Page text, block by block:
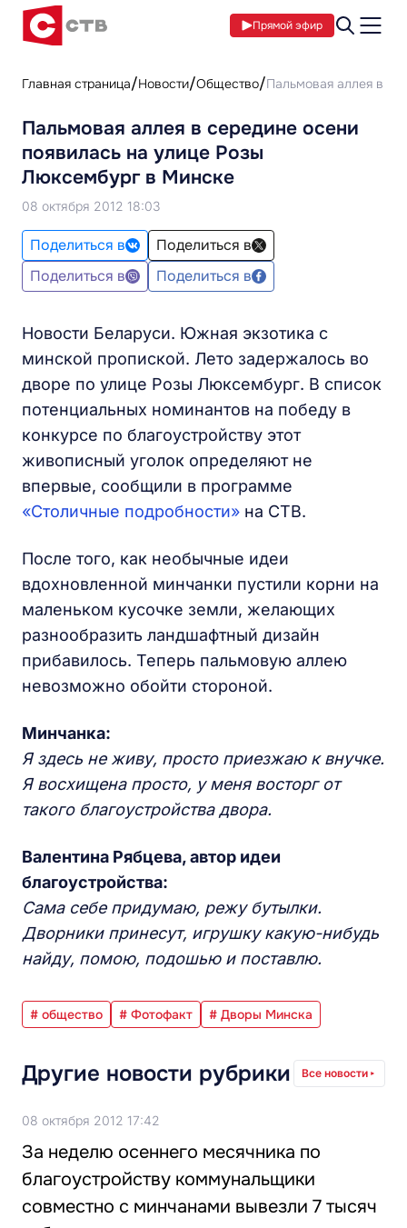
Прямой эфир
Главная страница Новости Общество Пальмовая аллея в
Пальмовая аллея в середине осени
появилась на улице Розы
Люксембург в Минске
08 октября 2012 18:03
Поделиться в
Поделиться в
Поделиться в
Поделиться в
Новости Беларуси. Южная экзотика с
минской пропиской. Лето задержалось во
дворе по улице Розы Люксембург. В список
потенциальных номинантов на победу в
конкурсе по благоустройству этот
живописный уголок определяют не
впервые, сообщили в программе
«Столичные подробности» на СТВ.
После того, как необычные идеи
вдохновленной минчанки пустили корни на
маленьком кусочке земли, желающих
разнообразить ландшафтный дизайн
прибавилось. Теперь пальмовую аллею
невозможно обойти стороной.
Минчанка:
Я здесь не живу, просто приезжаю к внучке.
Я восхищена просто, у меня восторг от
такого благоустройства двора.
Валентина Рябцева, автор идеи
благоустройства:
Сама себе придумаю, режу бутылки.
Дворники принесут, игрушку какую-нибудь
найду, помою, подошью и поставлю.
# общество # Фотофакт # Дворы Минска
Другие новости рубрики Все новости
08 октября 2012 17:42
За неделю осеннего месячника по
благоустройству коммунальщики
совместно с минчанами вывезли 7 тысяч